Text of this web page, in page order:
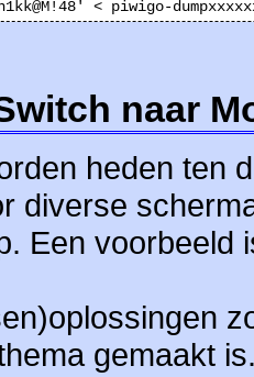
naar
heden ten
diverse
Een voorbeeld
gemaakt